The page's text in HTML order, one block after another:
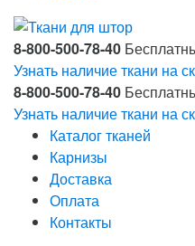
8-800-500-78-40
Узнать наличие ткани на
8-800-500-78-40
Узнать наличие ткани на
Каталог тканей
Карнизы
Доставка
Оплата
Контакты